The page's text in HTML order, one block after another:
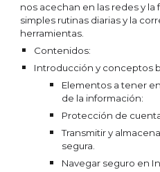
nos acechan en las redes y
simples rutinas diarias y la
herramientas.
Contenidos:
Introducción y conceptos
Elementos a tener
de la información:
Protección de
Transmitir y
segura.
Navegar seguro en